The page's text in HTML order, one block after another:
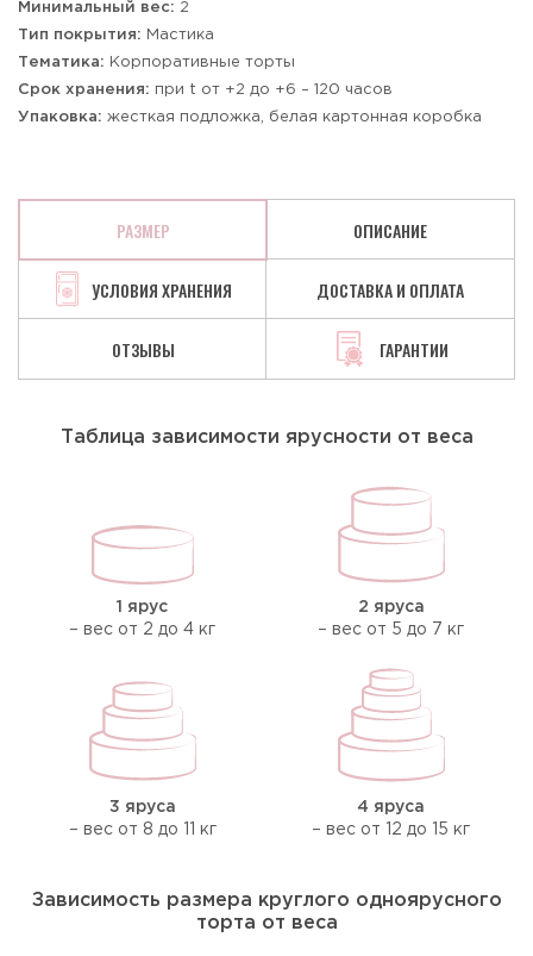
Минимальный вес: 2
Тип покрытия: Мастика
Тематика: Корпоративные торты
Срок хранения: при t от +2 до +6 – 120 часов
Упаковка: жесткая подложка, белая картонная коробка
РАЗМЕР ОПИСАНИЕ
УСЛОВИЯ ХРАНЕНИЯ ДОСТАВКА И ОПЛАТА
ОТЗЫВЫ ГАРАНТИИ
Таблица зависимости ярусности от веса
1 ярус
– вес от 2 до 4 кг
2 яруса
– вес от 5 до 7 кг
3 яруса
– вес от 8 до 11 кг
4 яруса
– вес от 12 до 15 кг
Зависимость размера круглого одноярусного
торта от веса